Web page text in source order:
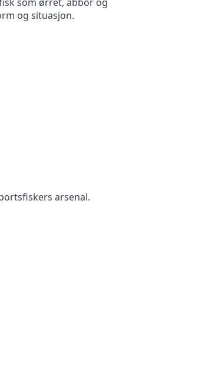
og situasjon.
arsenal.